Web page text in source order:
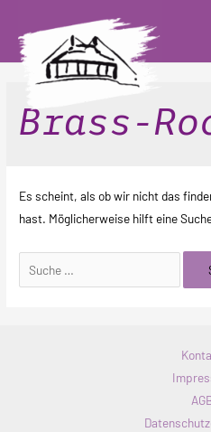
Inhalt
springen
Brass-
Es scheint, als ob wir nicht das
hast. Möglicherweise hilft eine
nach: